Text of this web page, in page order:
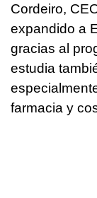
Cordeiro,
expandido a
gracias al
estudia
farmacia y